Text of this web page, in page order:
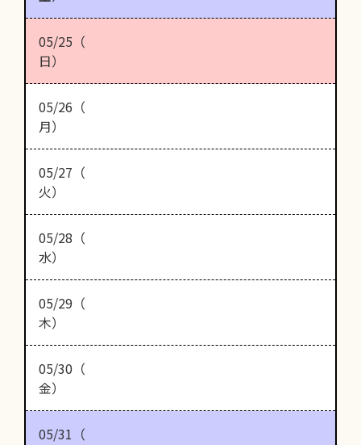
05/25（
日）
05/26（
月）
05/27（
火）
05/28（
水）
05/29（
木）
05/30（
金）
05/31（